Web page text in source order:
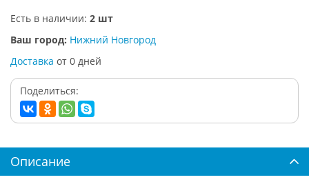
Есть в наличии: 2 шт
Ваш город: Нижний Новгород
Доставка от 0 дней
Поделиться:
Описание